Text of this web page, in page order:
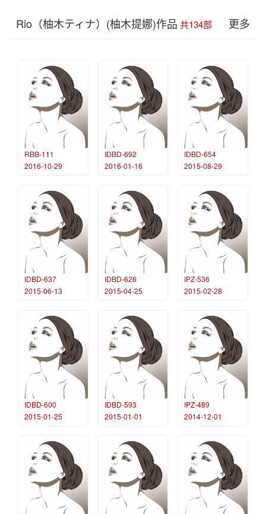
更多
Rio（柚木ティナ）(柚木提娜)作品 共134部
RBB-111
2016-10-29
IDBD-692
2016-01-16
IDBD-654
2015-08-29
IDBD-637
2015-06-13
IDBD-626
2015-04-25
IPZ-536
2015-02-28
IDBD-600
2015-01-25
IDBD-593
2015-01-01
IPZ-489
2014-12-01